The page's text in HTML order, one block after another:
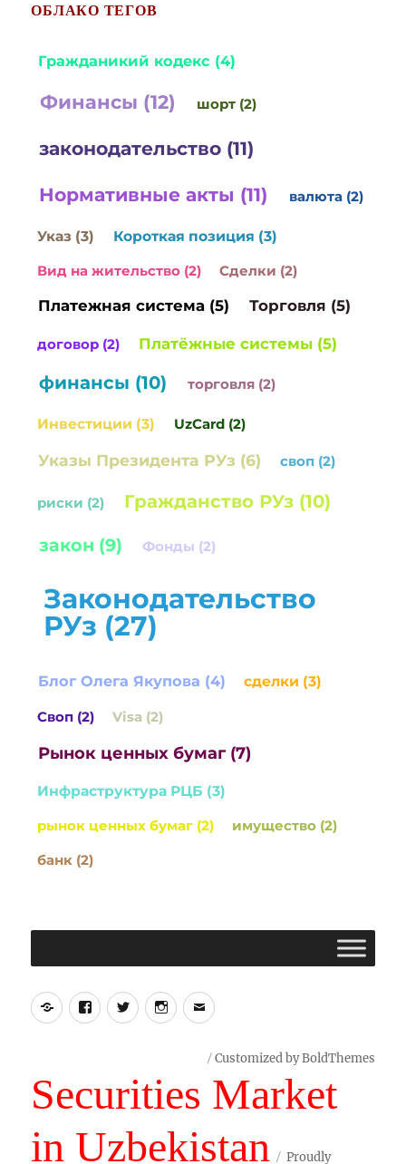
ОБЛАКО ТЕГОВ
Гражданикий кодекс (4)
Финансы (12) шорт (2)
законодательство (11)
Нормативные акты (11) валюта (2)
Указ (3) Короткая позиция (3)
Вид на жительство (2) Сделки (2)
Платежная система (5) Торговля (5)
договор (2) Платёжные системы (5)
финансы (10) торговля (2)
Инвестиции (3) UzCard (2)
Указы Президента РУз (6) своп (2)
риски (2) Гражданство РУз (10)
закон (9) Фонды (2)
Законодательство
РУз (27)
Блог Олега Якупова (4) сделки (3)
Своп (2) Visa (2)
Рынок ценных бумаг (7)
Инфраструктура РЦБ (3)
рынок ценных бумаг (2)
имущество (2)
банк (2)
Yelp Facebook
TwitterInstagram
Email
Customized by BoldThemes
Securities Market
in Uzbekistan
Proudly